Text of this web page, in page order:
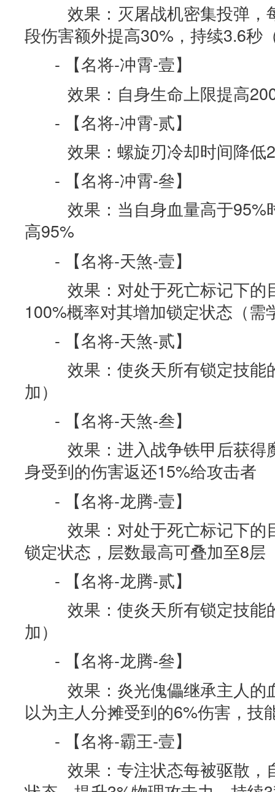
效果：灭屠战机密集投弹，
段伤害额外提高30%，持续3.6秒
- 【名将-冲霄-壹】
效果：自身生命上限提高
- 【名将-冲霄-贰】
效果：螺旋刃冷却时间降低
- 【名将-冲霄-叄】
效果：当自身血量高于95%
高95%
- 【名将-天煞-壹】
效果：对处于死亡标记下的
100%概率对其增加锁定状态（需
- 【名将-天煞-贰】
效果：使炎天所有锁定技能
加）
- 【名将-天煞-叁】
效果：进入战争铁甲后获得
身受到的伤害返还15%给攻击者
- 【名将-龙腾-壹】
效果：对处于死亡标记下的
锁定状态，层数最高可叠加至8层
- 【名将-龙腾-贰】
效果：使炎天所有锁定技能
加）
- 【名将-龙腾-叄】
效果：炎光傀儡继承主人的
以为主人分摊受到的6%伤害，技
- 【名将-霸王-壹】
效果：专注状态每被驱散，